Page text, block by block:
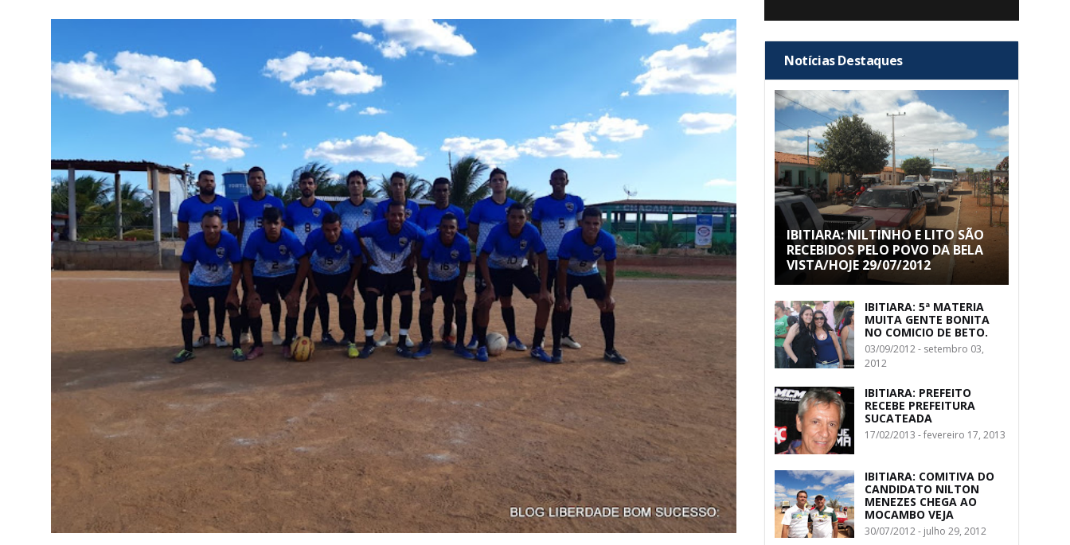
Notícias Destaques
IBITIARA: NILTINHO E LITO SÃO
RECEBIDOS PELO POVO DA BELA
VISTA/HOJE 29/07/2012
IBITIARA: 5ª MATERIA
MUITA GENTE BONITA
NO COMICIO DE BETO.
03/09/2012 - setembro 03,
2012
IBITIARA: PREFEITO
RECEBE PREFEITURA
SUCATEADA
17/02/2013 - fevereiro 17, 2013
IBITIARA: COMITIVA DO
CANDIDATO NILTON
MENEZES CHEGA AO
MOCAMBO VEJA
30/07/2012 - julho 29, 2012